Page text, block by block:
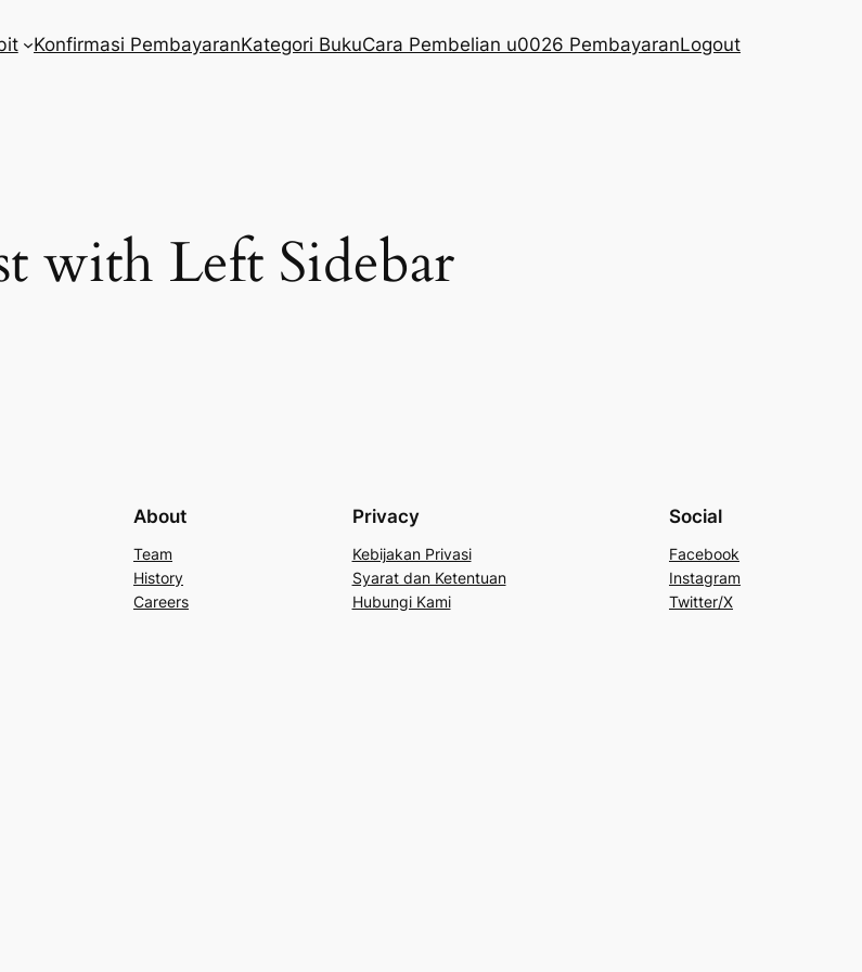
Konfirmasi PembayaranKategori BukuCara Pembelian u0026 PembayaranLogout
with Left Sidebar
About
Team
History
Careers
Privacy
Kebijakan Privasi
Syarat dan Ketentuan
Hubungi Kami
Social
Facebook
Instagram
Twitter/X